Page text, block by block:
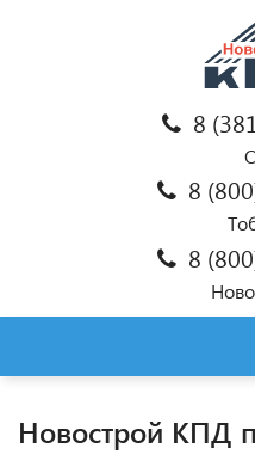
8
8
8
Новострой КПД